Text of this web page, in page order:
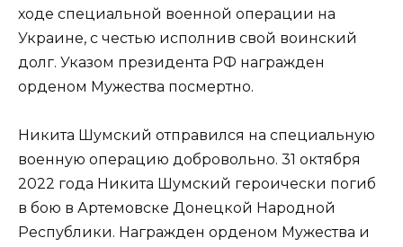
ходе специальной военной операции на
Украине, с честью исполнив свой воинский
долг. Указом президента РФ награжден
орденом Мужества посмертно.
Никита Шумский отправился на специальную
военную операцию добровольно. 31 октября
2022 года Никита Шумский героически погиб
в бою в Артемовске Донецкой Народной
Республики. Награжден орденом Мужества и